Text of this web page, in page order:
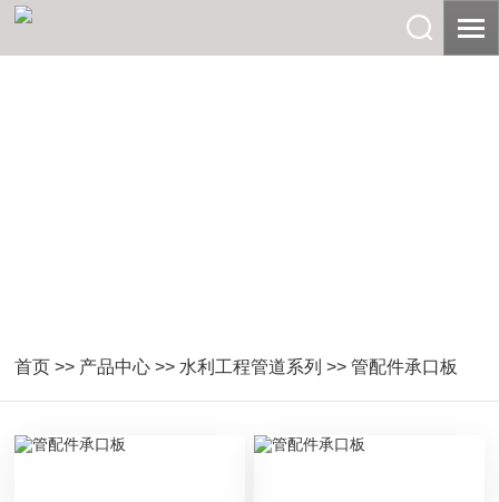
首页 >> 产品中心 >> 水利工程管道系列 >>管配件承口板